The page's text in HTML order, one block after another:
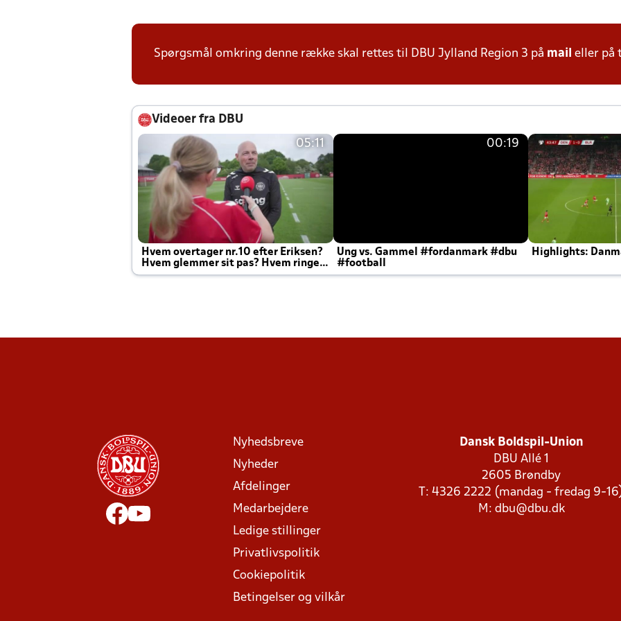
Spørgsmål omkring denne række skal rettes til DBU Jylland Region 3 på mail eller på
Videoer fra DBU
05:11
Hvem overtager nr.10 efter Eriksen?
Hvem glemmer sit pas? Hvem ringer
Joachim altid til efter kampe?
00:19
Ung vs. Gammel #fordanmark #dbu
#football
Highlights:
Nyhedsbreve
Nyheder
Afdelinger
Medarbejdere
Ledige stillinger
Privatlivspolitik
Cookiepolitik
Betingelser og vilkår
Dansk Boldspil-Union
DBU Allé 1
2605 Brøndby
T: 4326 2222 (mandag - fredag 9-
M: dbu@dbu.dk